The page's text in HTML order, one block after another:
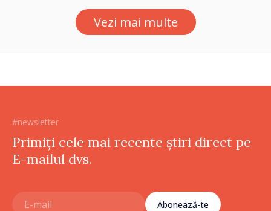
Vezi mai multe
#newsletter
Primiți cele mai recente știri direct pe
E-mailul dvs.
Abonează-te